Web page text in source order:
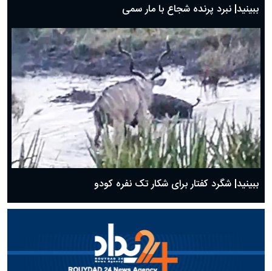
ببینید| نبرد پرنده شجاع با مار سمی
ببینید| شگرد کفتار برای شکار تک نفره کودو